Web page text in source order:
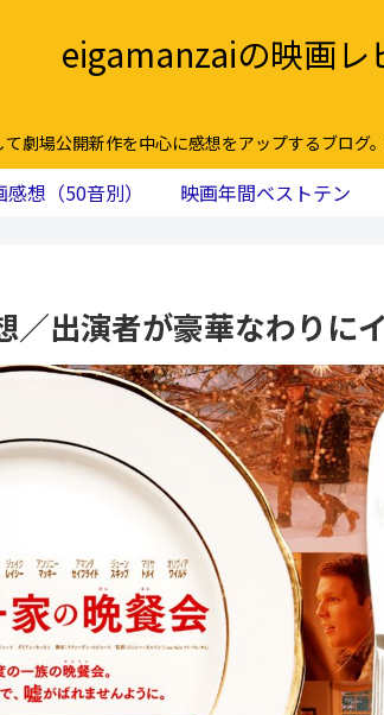
eigamanzaiの映画レ
劇場公開新作を中心に感想をアップするブロ
感想（50音別） 映画年間ベストテン
出演者が豪華なわりに